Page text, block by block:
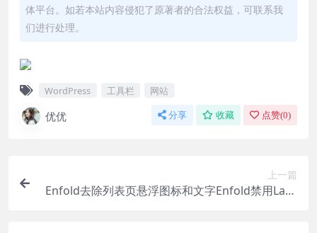
体平台。如若本站内容侵犯了原著者的合法权益，可联系我
们进行处理。
WordPress 工具栏 网站
优优 分享 收藏 点赞(0)
上一篇
Enfold去除列表页悬浮图标和文字Enfold禁用Laye